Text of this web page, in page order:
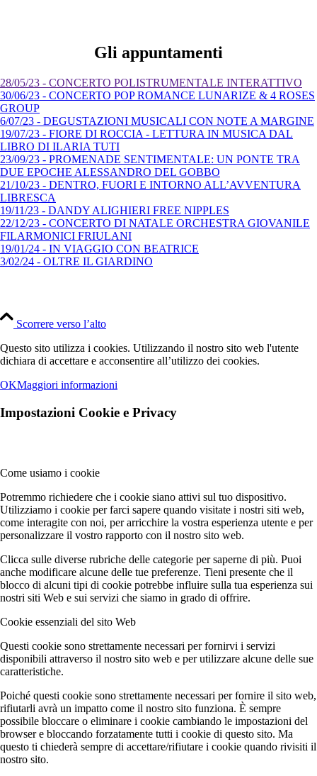
Gli appuntamenti
28/05/23 - CONCERTO POLISTRUMENTALE INTERATTIVO
30/06/23 - CONCERTO POP ROMANCE LUNARIZE & 4 ROSES
GROUP
6/07/23 - DEGUSTAZIONI MUSICALI CON NOTE A MARGINE
19/07/23 - FIORE DI ROCCIA - LETTURA IN MUSICA DAL
LIBRO DI ILARIA TUTI
23/09/23 - PROMENADE SENTIMENTALE: UN PONTE TRA
DUE EPOCHE ALESSANDRO DEL GOBBO
21/10/23 - DENTRO, FUORI E INTORNO ALL’AVVENTURA
LIBRESCA
19/11/23 - DANDY ALIGHIERI FREE NIPPLES
22/12/23 - CONCERTO DI NATALE ORCHESTRA GIOVANILE
FILARMONICI FRIULANI
19/01/24 - IN VIAGGIO CON BEATRICE
3/02/24 - OLTRE IL GIARDINO
Scorrere verso l’alto
Questo sito utilizza i cookies. Utilizzando il nostro sito web l'utente
dichiara di accettare e acconsentire all’utilizzo dei cookies.
OKMaggiori informazioni
Impostazioni Cookie e Privacy
Come usiamo i cookie
Potremmo richiedere che i cookie siano attivi sul tuo dispositivo.
Utilizziamo i cookie per farci sapere quando visitate i nostri siti web,
come interagite con noi, per arricchire la vostra esperienza utente e per
personalizzare il vostro rapporto con il nostro sito web.
Clicca sulle diverse rubriche delle categorie per saperne di più. Puoi
anche modificare alcune delle tue preferenze. Tieni presente che il
blocco di alcuni tipi di cookie potrebbe influire sulla tua esperienza sui
nostri siti Web e sui servizi che siamo in grado di offrire.
Cookie essenziali del sito Web
Questi cookie sono strettamente necessari per fornirvi i servizi
disponibili attraverso il nostro sito web e per utilizzare alcune delle sue
caratteristiche.
Poiché questi cookie sono strettamente necessari per fornire il sito web,
rifiutarli avrà un impatto come il nostro sito funziona. È sempre
possibile bloccare o eliminare i cookie cambiando le impostazioni del
browser e bloccando forzatamente tutti i cookie di questo sito. Ma
questo ti chiederà sempre di accettare/rifiutare i cookie quando rivisiti il
nostro sito.